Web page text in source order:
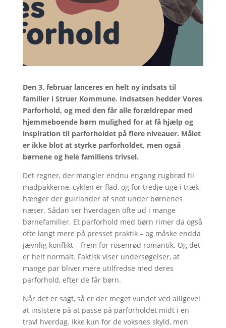
Den 3. februar lanceres en helt ny indsats til
familier i Struer Kommune. Indsatsen hedder Vores
Parforhold, og med den får alle forældrepar med
hjemmeboende børn mulighed for at få hjælp og
inspiration til parforholdet på flere niveauer. Målet
er ikke blot at styrke parforholdet, men også
børnene og hele familiens trivsel.
Det regner, der mangler endnu engang rugbrød til
madpakkerne, cyklen er flad, og for tredje uge i træk
hænger der guirlander af snot under børnenes
næser. Sådan ser hverdagen ofte ud i mange
børnefamilier. Et parforhold med børn rimer da også
ofte langt mere på presset praktik – og måske endda
jævnlig konflikt – frem for rosenrød romantik. Og det
er helt normalt. Faktisk viser undersøgelser, at
mange par bliver mere utilfredse med deres
parforhold, efter de får børn.
Når det er sagt, så er der meget vundet ved alligevel
at insistere på at passe på parforholdet midt i en
travl hverdag. Ikke kun for de voksnes skyld, men